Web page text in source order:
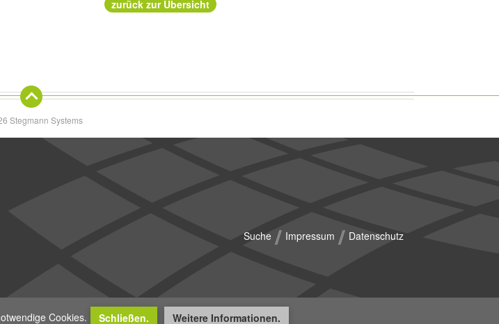
Cookies. Schließen. Weitere Informationen.
zurück zur Übersicht
go to the Top of this page
Stegmann Systems
Suche Impressum Datenschutz